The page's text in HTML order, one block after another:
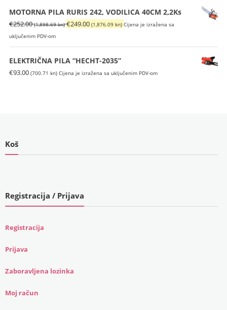
MOTORNA PILA RURIS 242, VODILICA 40CM 2,2Ks
€252.00 (1,898.69 kn)Izvorna
bila
je:
€252.00
€249.00 (1,876.09 kn) Trenutna
je:
(1,876.09
Cijena je izražena sa
uključenim PDV-om
ELEKTRIČNA PILA “HECHT-2035”
€93.00 (700.71 kn) Cijena je izražena sa uključenim PDV-om
Koš
Registracija / Prijava
Registracija
Prijava
Zaboravljena lozinka
Moj račun